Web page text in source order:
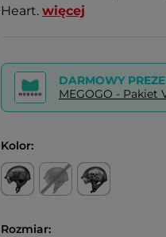
Heart. więcej
DARMOWY
MEGOGO - Pakiet
Kolor:
Rozmiar: